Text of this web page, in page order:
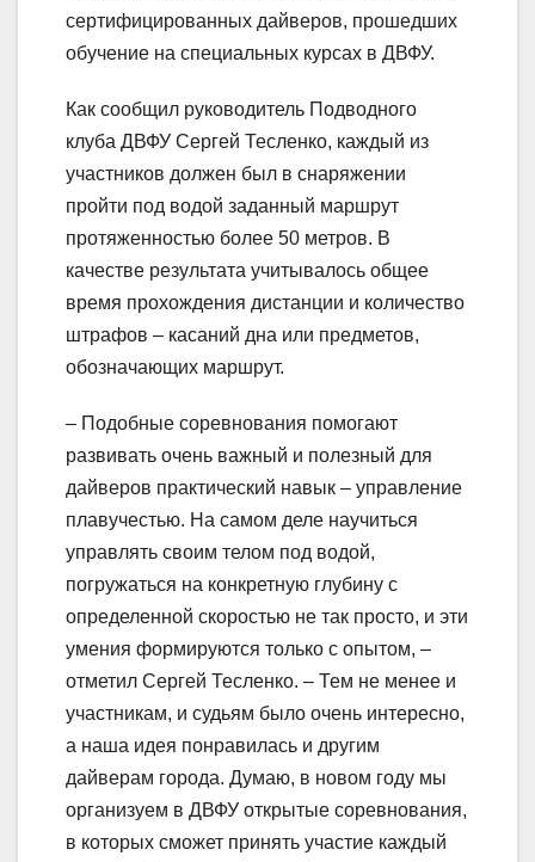
сертифицированных дайверов, прошедших
обучение на специальных курсах в ДВФУ.
Как сообщил руководитель Подводного
клуба ДВФУ Сергей Тесленко, каждый из
участников должен был в снаряжении
пройти под водой заданный маршрут
протяженностью более 50 метров. В
качестве результата учитывалось общее
время прохождения дистанции и количество
штрафов – касаний дна или предметов,
обозначающих маршрут.
– Подобные соревнования помогают
развивать очень важный и полезный для
дайверов практический навык – управление
плавучестью. На самом деле научиться
управлять своим телом под водой,
погружаться на конкретную глубину с
определенной скоростью не так просто, и эти
умения формируются только с опытом, –
отметил Сергей Тесленко. – Тем не менее и
участникам, и судьям было очень интересно,
а наша идея понравилась и другим
дайверам города. Думаю, в новом году мы
организуем в ДВФУ открытые соревнования,
в которых сможет принять участие каждый